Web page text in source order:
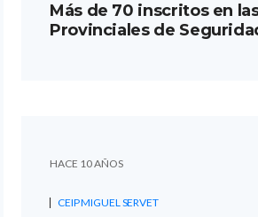
Más de 70 inscritos en
Provinciales de
HACE 10 AÑOS
CEIP MIGUEL SERVET